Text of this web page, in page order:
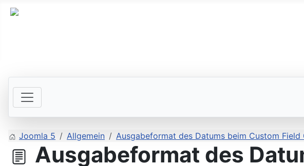
Joomla 5 Allgemein Ausgabeformat des Datums beim Custom Field
Ausgabeformat des